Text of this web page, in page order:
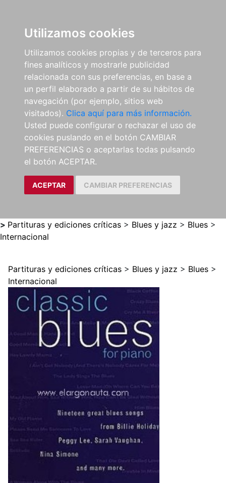
Utilizamos cookies
Utilizamos cookies propias y de terceros para
fines analíticos y mostrarle publicidad
relacionada con sus preferencias, en base a
un perfil elaborado a partir de su hábitos de
navegación (por ejemplo, sitios web
visitados). Clica aquí para más información.
Usted puede configurar o rechazar el uso de
cookies puslando en el botón CAMBIAR
PREFERENCIAS o aceptarlas todas pulsando
el botón ACEPTAR.
ACEPTAR CAMBIAR PREFERENCIAS
> Partituras y ediciones críticas > Blues y jazz > Blues >
Internacional
Partituras y ediciones críticas > Blues y jazz > Blues >
Internacional